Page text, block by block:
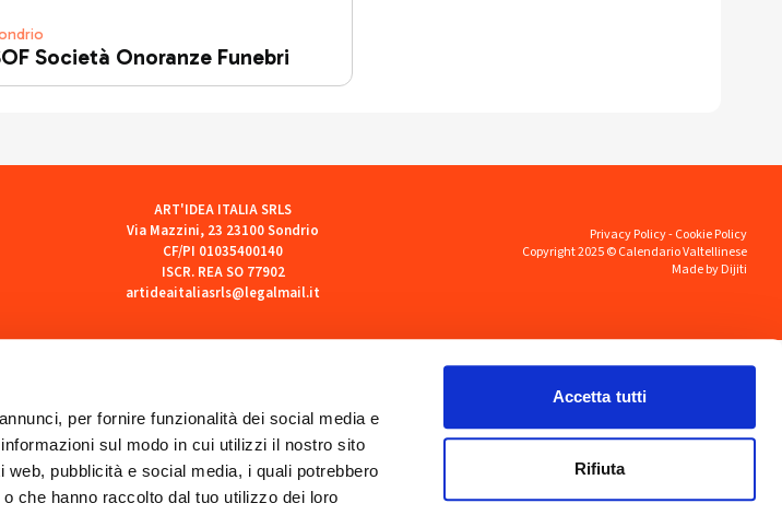
per fornire funzionalità dei social media e
sul modo in cui utilizzi il nostro sito
pubblicità e social media, i quali potrebbero
che hanno raccolto dal tuo utilizzo dei loro
Accetta tutti
Rifiuta
Società Onoranze Funebri
ART'IDEA ITALIA SRLS
Via Mazzini, 23 23100 Sondrio
CF/PI 01035400140
ISCR. REA SO 77902
artideaitaliasrls@legalmail.it
Privacy Policy-Cookie Policy
Copyright 2025 © Calendario Valtellinese
Made by Dijiti